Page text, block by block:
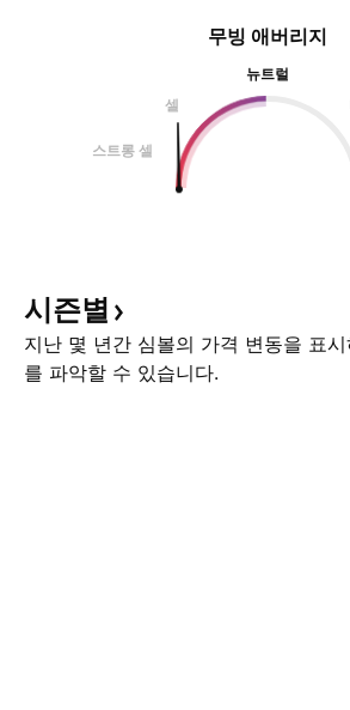
무빙 애버리지
뉴트럴
셀
스트롱 셀
시즌별
지난 몇 년간 심볼의 가격 변동을 표
를 파악할 수 있습니다.